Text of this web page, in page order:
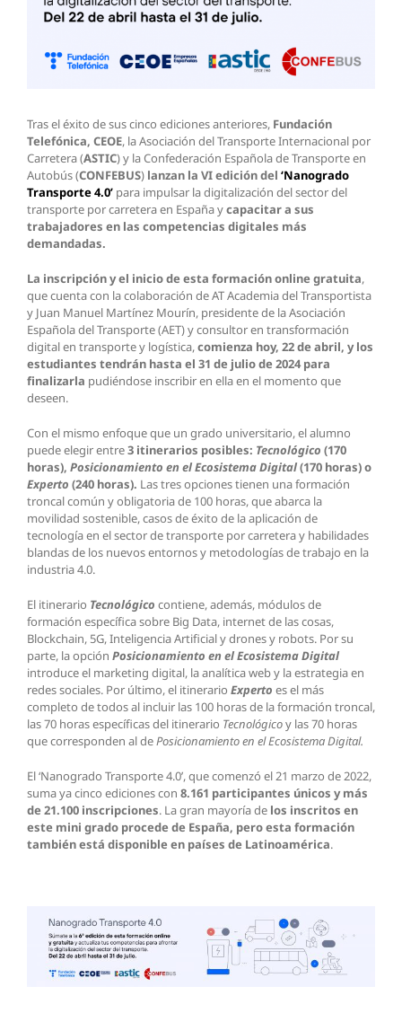
Tras el éxito de sus cinco ediciones anteriores, Fundación
Telefónica, CEOE, la Asociación del Transporte Internacional por
Carretera (ASTIC) y la Confederación Española de Transporte en
Autobús (CONFEBUS) lanzan la VI edición del ‘Nanogrado
Transporte 4.0’ para impulsar la digitalización del sector del
transporte por carretera en España ycapacitar a sus
trabajadores en las competencias digitales más
demandadas.
La inscripción y el inicio de esta formación online gratuita,
que cuenta con la colaboración de AT Academia del Transportista
y Juan Manuel Martínez Mourín, presidente de la Asociación
Española del Transporte (AET) y consultor en transformación
digital en transporte y logística,comienza hoy, 22 de abril, y los
estudiantes tendrán hasta el 31 de julio de 2024 para
finalizarla pudiéndose inscribir en ella en el momento que
deseen.
Con el mismo enfoque que un grado universitario, el alumno
puede elegir entre3 itinerarios posibles: Tecnológico (170
horas), Posicionamiento en el Ecosistema Digital(170 horas) o
Experto (240 horas). Las tres opciones tienen una formación
troncal común y obligatoria de 100 horas, que abarca la
movilidad sostenible, casos de éxito de la aplicación de
tecnología en el sector de transporte por carretera y habilidades
blandas de los nuevos entornos y metodologías de trabajo en la
industria 4.0.
El itinerario Tecnológico contiene, además, módulos de
formación específica sobre Big Data, internet de las cosas,
Blockchain, 5G, Inteligencia Artificial y drones y robots. Por su
parte, la opción Posicionamiento en el Ecosistema Digital
introduce el marketing digital, la analítica web y la estrategia en
redes sociales. Por último, el itinerario Experto es el más
completo de todos al incluir las 100 horas de la formación troncal,
las 70 horas específicas del itinerario Tecnológicoy las 70 horas
que corresponden al dePosicionamiento en el Ecosistema Digital.
El ‘Nanogrado Transporte 4.0’, que comenzó el 21 marzo de 2022,
suma ya cinco ediciones con 8.161 participantes únicos y más
de 21.100 inscripciones. La gran mayoría de los inscritos en
este mini grado procede de España, pero esta formación
también está disponible en países de Latinoamérica.